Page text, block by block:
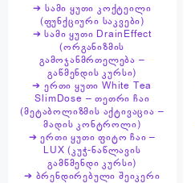
➔ სამი ყუთი კოქტეილი
(ფუნქციური საკვები)
➔ სამი ყუთი DrainEffect
(ორგანიზმის
გამოჯანმრთელება –
გაწმენდის კურსი)
➔ ერთი ყუთი White Tea
SlimDose – თეთრი ჩაი
(მეტაბოლიზმის აქტივაცია –
მადის კონტროლი)
➔ ერთი ყუთი ფიტო ჩაი –
LUX (კუჭ-ნაწლავის
გამწმენდი კურსი)
➔ ბრენდირებული შეიკერი